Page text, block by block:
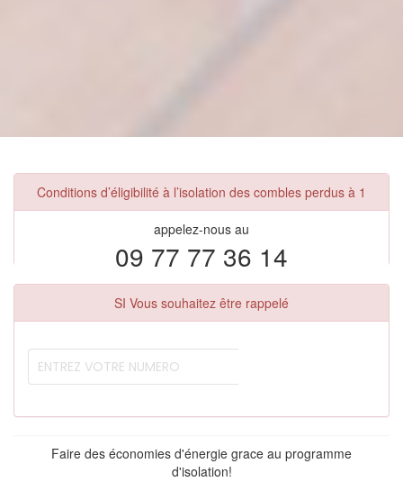
Conditions d’éligibilité à l’isolation des combles perdus à 1
appelez-nous au
09 77 77 36 14
SI Vous souhaitez être rappelé
Faire des économies d'énergie grace au programme
d'isolation!